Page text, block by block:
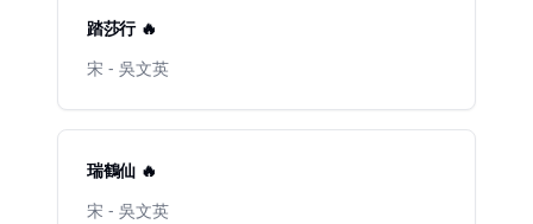
踏莎行 🔥
宋 - 吳文英
瑞鶴仙 🔥
宋 - 吳文英